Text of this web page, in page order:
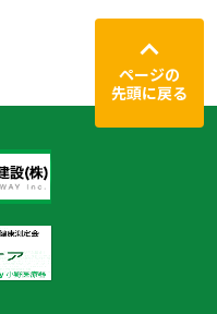
ページの
先頭に戻る